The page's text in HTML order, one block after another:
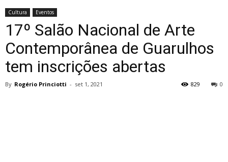
Cultura Eventos
17º Salão Nacional de Arte
Contemporânea de Guarulhos
tem inscrições abertas
By Rogério Princiotti - set 1, 2021 0
829